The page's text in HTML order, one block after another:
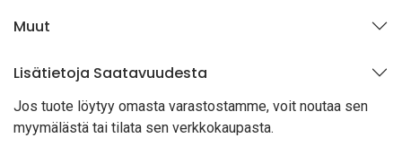
Muut
Lisätietoja Saatavuudesta
Jos tuote löytyy omasta varastostamme, voit noutaa sen
myymälästä tai tilata sen verkkokaupasta.